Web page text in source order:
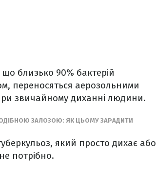
близько 90% бактерій
переносяться аерозольними
звичайному диханні людини.
ЗАЛОЗОЮ: ЯК ЦЬОМУ ЗАРАДИТИ
який просто дихає або
потрібно.